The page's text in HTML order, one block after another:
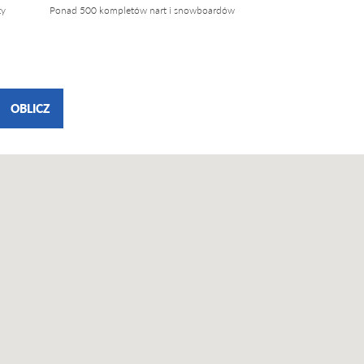
Ponad 500 kompletów nart i snowboardów
OBLICZ